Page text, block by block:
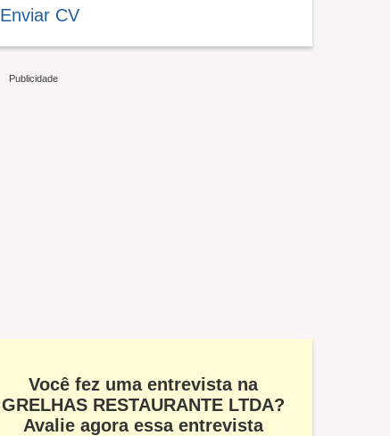
Enviar CV
Você fez uma entrevista na
GRELHAS RESTAURANTE LTDA?
Avalie agora essa entrevista